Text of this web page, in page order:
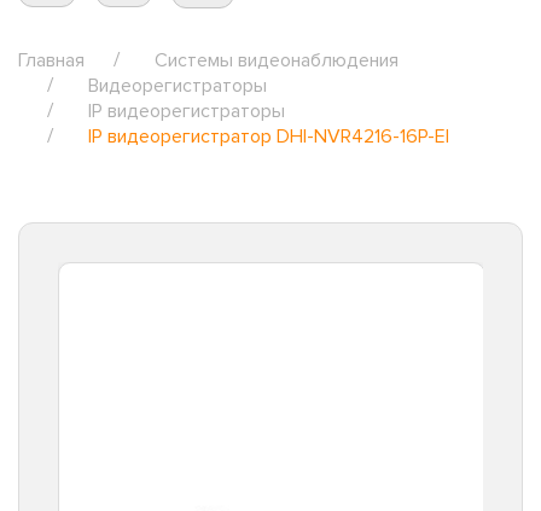
Главная
Системы видеонаблюдения
Видеорегистраторы
IP видеорегистраторы
IP видеорегистратор DHI-NVR4216-16P-EI